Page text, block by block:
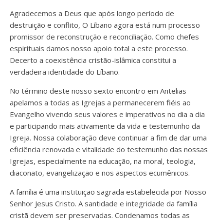
Agradecemos a Deus que após longo período de
destruição e conflito, O Líbano agora está num processo
promissor de reconstrução e reconciliação. Como chefes
espirituais damos nosso apoio total a este processo.
Decerto a coexistência cristão-islâmica constitui a
verdadeira identidade do Líbano.
No término deste nosso sexto encontro em Antelias
apelamos a todas as Igrejas a permanecerem fiéis ao
Evangelho vivendo seus valores e imperativos no dia a dia
e participando mais ativamente da vida e testemunho da
Igreja. Nossa colaboração deve continuar a fim de dar uma
eficiência renovada e vitalidade do testemunho das nossas
Igrejas, especialmente na educação, na moral, teologia,
diaconato, evangelização e nos aspectos ecumênicos.
A família é uma instituição sagrada estabelecida por Nosso
Senhor Jesus Cristo. A santidade e integridade da família
cristã devem ser preservadas. Condenamos todas as